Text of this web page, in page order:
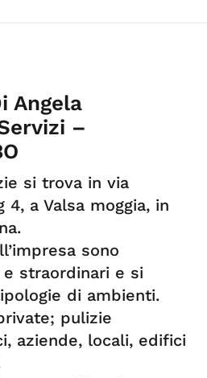
Angela
–
si trova in via
4, a Valsa moggia, in
sono
straordinari e si
di ambienti.
pulizie
aziende, locali, edifici